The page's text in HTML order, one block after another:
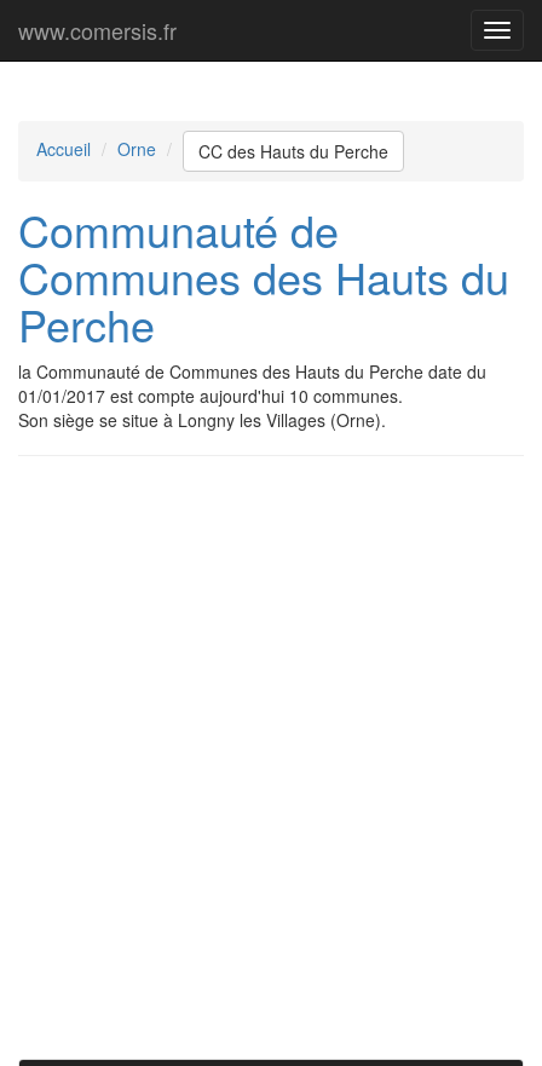
Menu
www.comersis.fr
Accueil Orne CC des Hauts du Perche
Communauté de
Communes des Hauts du
Perche
la Communauté de Communes des Hauts du Perche date du
01/01/2017 est compte aujourd'hui 10 communes.
Son siège se situe à Longny les Villages (Orne).